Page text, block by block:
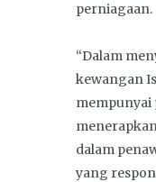
perniagaan.
“Dalam
kewangan
dalam
yang